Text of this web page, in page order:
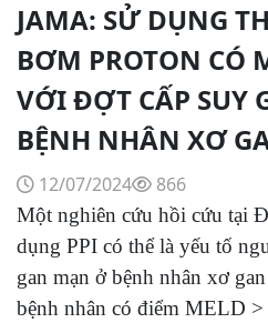
JAMA: SỬ DỤNG
BƠM PROTON CÓ
VỚI ĐỢT CẤP SUY
BỆNH NHÂN XƠ
12/07/2024 866
Một nghiên cứu hồi cứu tại
dụng PPI có thể là yếu tố
gan mạn ở bệnh nhân xơ
bệnh nhân có điểm MELD >